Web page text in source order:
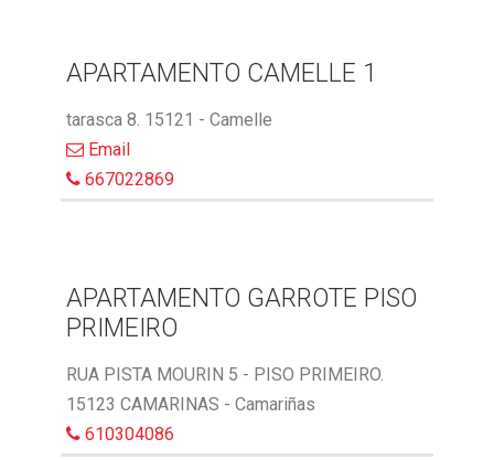
APARTAMENTO CAMELLE 1
tarasca 8. 15121 - Camelle
Email
667022869
APARTAMENTO GARROTE PISO
PRIMEIRO
RUA PISTA MOURIN 5 - PISO PRIMEIRO.
15123 CAMARINAS - Camariñas
610304086